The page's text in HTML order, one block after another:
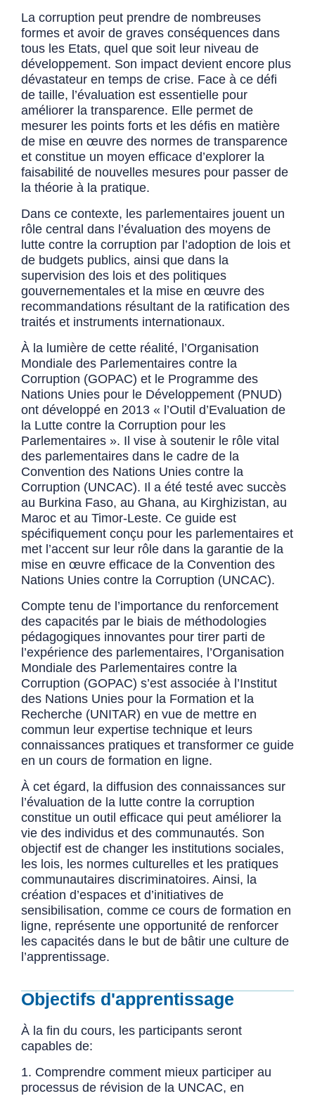
La corruption peut prendre de nombreuses
formes et avoir de graves conséquences dans
tous les Etats, quel que soit leur niveau de
développement. Son impact devient encore plus
dévastateur en temps de crise. Face à ce défi
de taille, l’évaluation est essentielle pour
améliorer la transparence. Elle permet de
mesurer les points forts et les défis en matière
de mise en œuvre des normes de transparence
et constitue un moyen efficace d’explorer la
faisabilité de nouvelles mesures pour passer de
la théorie à la pratique.
Dans ce contexte, les parlementaires jouent un
rôle central dans l’évaluation des moyens de
lutte contre la corruption par l’adoption de lois et
de budgets publics, ainsi que dans la
supervision des lois et des politiques
gouvernementales et la mise en œuvre des
recommandations résultant de la ratification des
traités et instruments internationaux.
À la lumière de cette réalité, l’Organisation
Mondiale des Parlementaires contre la
Corruption (GOPAC) et le Programme des
Nations Unies pour le Développement (PNUD)
ont développé en 2013 « l’Outil d’Evaluation de
la Lutte contre la Corruption pour les
Parlementaires ». Il vise à soutenir le rôle vital
des parlementaires dans le cadre de la
Convention des Nations Unies contre la
Corruption (UNCAC). Il a été testé avec succès
au Burkina Faso, au Ghana, au Kirghizistan, au
Maroc et au Timor-Leste. Ce guide est
spécifiquement conçu pour les parlementaires et
met l’accent sur leur rôle dans la garantie de la
mise en œuvre efficace de la Convention des
Nations Unies contre la Corruption (UNCAC).
Compte tenu de l’importance du renforcement
des capacités par le biais de méthodologies
pédagogiques innovantes pour tirer parti de
l’expérience des parlementaires, l’Organisation
Mondiale des Parlementaires contre la
Corruption (GOPAC) s’est associée à l’Institut
des Nations Unies pour la Formation et la
Recherche (UNITAR) en vue de mettre en
commun leur expertise technique et leurs
connaissances pratiques et transformer ce guide
en un cours de formation en ligne.
À cet égard, la diffusion des connaissances sur
l’évaluation de la lutte contre la corruption
constitue un outil efficace qui peut améliorer la
vie des individus et des communautés. Son
objectif est de changer les institutions sociales,
les lois, les normes culturelles et les pratiques
communautaires discriminatoires. Ainsi, la
création d’espaces et d’initiatives de
sensibilisation, comme ce cours de formation en
ligne, représente une opportunité de renforcer
les capacités dans le but de bâtir une culture de
l’apprentissage.
Objectifs d'apprentissage
À la fin du cours, les participants seront
capables de:
1. Comprendre comment mieux participer au
processus de révision de la UNCAC, en